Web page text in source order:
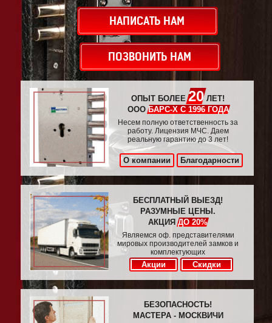
НАПИСАТЬ НАМ
ПОЗВОНИТЬ НАМ
ОПЫТ БОЛЕЕ20ЛЕТ!
ОООБАРС-Х С 1996 ГОДА
Несем полную ответственность за
работу. Лицензия МЧС. Даем
реальную гарантию до 3 лет!
О компании Благодарности
БЕСПЛАТНЫЙ ВЫЕЗД!
РАЗУМНЫЕ ЦЕНЫ.
АКЦИЯДО 20%
Являемся оф. представителями
мировых производителей замков и
комплектующих
Акции Скидки
БЕЗОПАСНОСТЬ!
МАСТЕРА - МОСКВИЧИ